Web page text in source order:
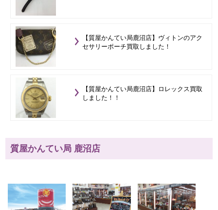
【質屋かんてい局鹿沼店】ヴィトンのアク
セサリーポーチ買取しました！
【質屋かんてい局鹿沼店】ロレックス買取
しました！！
質屋かんてい局 鹿沼店